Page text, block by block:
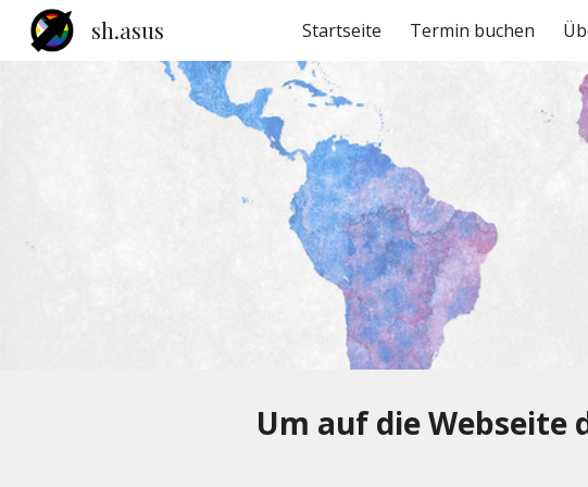
Skip to main
sh.asus Startseite Termin buchen
Um auf die Webseite